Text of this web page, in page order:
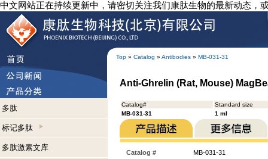
中文网站正在持续更新中，请密切关注我们康肽生物的最新动态，
Top » Catalog » Antibodies » MB-031-31
多肽
标记多肽
多肽激素文库
Anti-Ghrelin (Rat, Mouse)
Catalog#
Standard size
MB-031-31
1 ml
Catalog #
MB-031-31